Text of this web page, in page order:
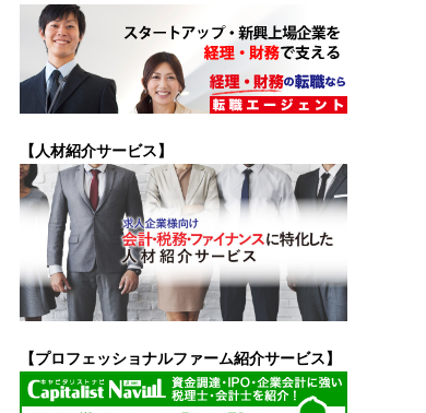
【人材紹介サービス】
【プロフェッショナルファーム紹介サービス】